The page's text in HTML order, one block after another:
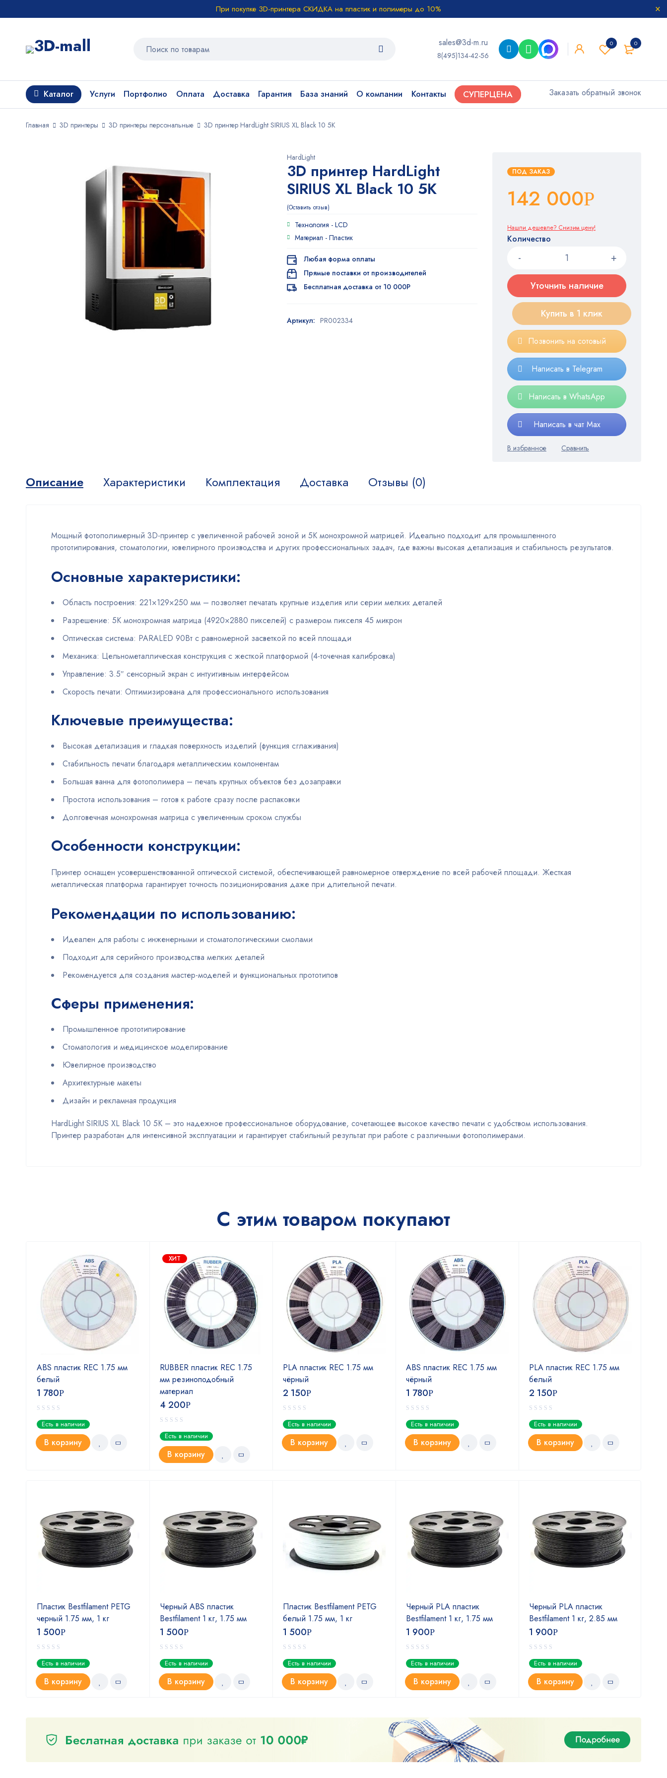
При покупке 3D-принтера СКИДКА на пластик и полимеры до 10%
0
0
sales@3d-m.ru
8(495)134-42-56
Каталог Услуги Портфолио Оплата Доставка Гарантия База знаний О компании Контакты СУПЕРЦЕНА Заказать обратный звонок
Главная 3D принтеры 3D принтеры персональные 3D принтер HardLight SIRIUS XL Black 10 5K
HardLight
3D принтер HardLight
SIRIUS XL Black 10 5K
Оставить отзыв
Технология - LCD
Материал - Пластик
ПОД ЗАКАЗ
142 000Р
Нашли дешевле? Снизим цену!
Количество
Уточнить наличие
Купить в 1 клик
Позвонить на сотовый
Написать в Telegram
Написать в WhatsApp
Написать в чат Max
Любая форма оплаты
Прямые поставки от производителей
Бесплатная доставка от 10 000Р
Артикул: PR002334
Описание Характеристики Комплектация Доставка Отзывы (0)
Мощный фотополимерный 3D-принтер с увеличенной рабочей зоной и 5K монохромной матрицей. Идеально подходит для промышленного
прототипирования, стоматологии, ювелирного производства и других профессиональных задач, где важны высокая детализация и стабильность результатов.
Основные характеристики:
Область построения: 221×129×250 мм – позволяет печатать крупные изделия или серии мелких деталей
Разрешение: 5K монохромная матрица (4920×2880 пикселей) с размером пикселя 45 микрон
Оптическая система: PARALED 90Вт с равномерной засветкой по всей площади
Механика: Цельнометаллическая конструкция с жесткой платформой (4-точечная калибровка)
Управление: 3.5″ сенсорный экран с интуитивным интерфейсом
Скорость печати: Оптимизирована для профессионального использования
Ключевые преимущества:
Высокая детализация и гладкая поверхность изделий (функция сглаживания)
Стабильность печати благодаря металлическим компонентам
Большая ванна для фотополимера – печать крупных объектов без дозаправки
Простота использования – готов к работе сразу после распаковки
Долговечная монохромная матрица с увеличенным сроком службы
Особенности конструкции:
Принтер оснащен усовершенствованной оптической системой, обеспечивающей равномерное отверждение по всей рабочей площади. Жесткая
металлическая платформа гарантирует точность позиционирования даже при длительной печати.
Рекомендации по использованию:
Идеален для работы с инженерными и стоматологическими смолами
Подходит для серийного производства мелких деталей
Рекомендуется для создания мастер-моделей и функциональных прототипов
Сферы применения:
Промышленное прототипирование
Стоматология и медицинское моделирование
Ювелирное производство
Архитектурные макеты
Дизайн и рекламная продукция
HardLight SIRIUS XL Black 10 5K – это надежное профессиональное оборудование, сочетающее высокое качество печати с удобством использования.
Принтер разработан для интенсивной эксплуатации и гарантирует стабильный результат при работе с различными фотополимерами.
С этим товаром покупают
ABS пластик REC 1.75 мм
белый
1 780Р
Есть в наличии
В корзину
ХИТ
RUBBER пластик REC 1.75
мм резиноподобный
материал
4 200Р
Есть в наличии
В корзину
PLA пластик REC 1.75 мм
чёрный
2 150Р
Есть в наличии
В корзину
ABS пластик REC 1.75 мм
чёрный
1 780Р
Есть в наличии
В корзину
PLA пластик REC 1.75 мм
белый
2 150Р
Есть в наличии
В корзину
Пластик Bestfilament PETG
черный 1.75 мм, 1 кг
1 500Р
Есть в наличии
В корзину
Черный ABS пластик
Bestfilament 1 кг, 1.75 мм
1 500Р
Есть в наличии
В корзину
Пластик Bestfilament PETG
белый 1.75 мм, 1 кг
1 500Р
Есть в наличии
В корзину
Черный PLA пластик
Bestfilament 1 кг, 1.75 мм
1 900Р
Есть в наличии
В корзину
Черный PLA пластик
Bestfilament 1 кг, 2.85 мм
1 900Р
Есть в наличии
В корзину